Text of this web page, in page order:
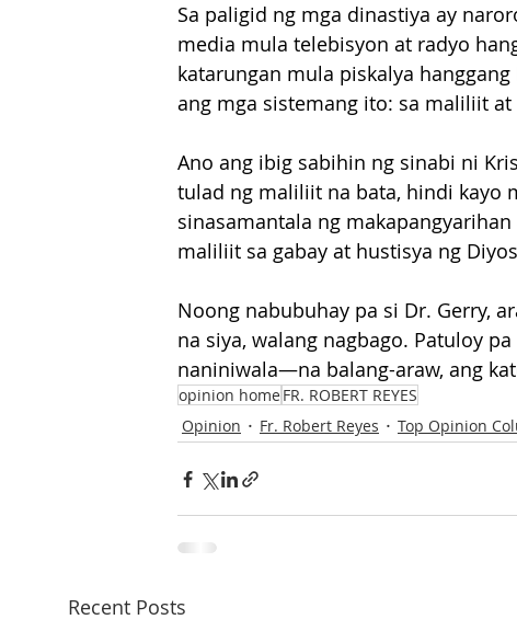
Sa paligid ng mga dinastiya ay
media mula telebisyon at radyo
katarungan mula piskalya
ang mga sistemang ito: sa maliliit
Ano ang ibig sabihin ng sinabi ni
tulad ng maliliit na bata, hindi kayo
sinasamantala ng
maliliit sa gabay at hustisya ng
Noong nabubuhay pa si Dr. Gerry,
na siya, walang nagbago. Patuloy
naniniwala—na balang-araw, ang
opinion homeFR. ROBERT REYES
Opinion
Fr. Robert Reyes Top Opinion
Recent Posts